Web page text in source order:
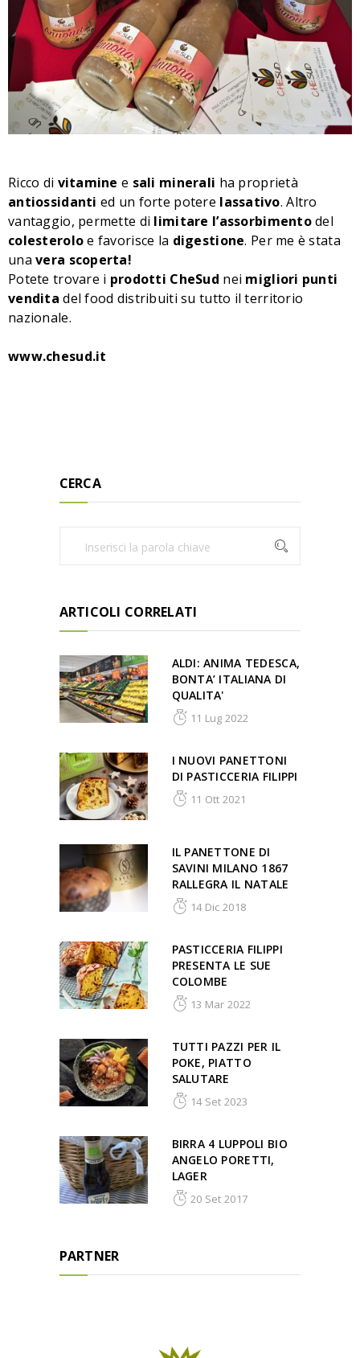
Ricco di vitamine e sali minerali ha proprietà
antiossidanti ed un forte potere lassativo. Altro
vantaggio, permette di limitare l’assorbimentodel
colesteroloe favorisce la digestione. Per me è stata
unavera scoperta!
Potete trovare i prodotti CheSud nei migliori punti
vendita del food distribuiti su tutto il territorio
nazionale.
www.chesud.it
CERCA
ARTICOLI CORRELATI
ALDI: ANIMA TEDESCA,
BONTA’ ITALIANA DI
QUALITA'
11 Lug 2022
I NUOVI PANETTONI
DI PASTICCERIA FILIPPI
11 Ott 2021
IL PANETTONE DI
SAVINI MILANO 1867
RALLEGRA IL NATALE
14 Dic 2018
PASTICCERIA FILIPPI
PRESENTA LE SUE
COLOMBE
13 Mar 2022
TUTTI PAZZI PER IL
POKE, PIATTO
SALUTARE
14 Set 2023
BIRRA 4 LUPPOLI BIO
ANGELO PORETTI,
LAGER
20 Set 2017
PARTNER